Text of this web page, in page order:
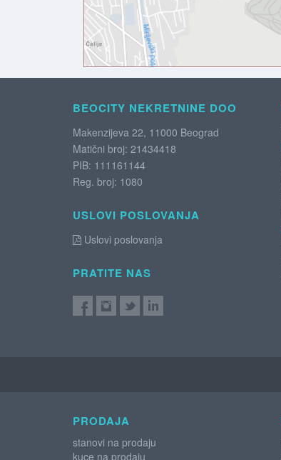
BEOCITY NEKRETNINE DOO
Makenzijeva 22, 11000 Beograd
Matični broj: 21434418
PIB: 111161144
Reg. broj: 1080
USLOVI POSLOVANJA
Uslovi poslovanja
PRATITE NAS
PRODAJA
stanovi na prodaju
kuce na prodaju